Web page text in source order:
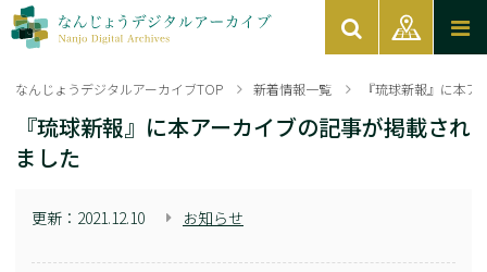
なんじょうデジタルアーカイブTOP 新着情報一覧 『琉球新報』に本
『琉球新報』に本アーカイブの記事が掲載され
ました
更新： 2021.12.10 お知らせ